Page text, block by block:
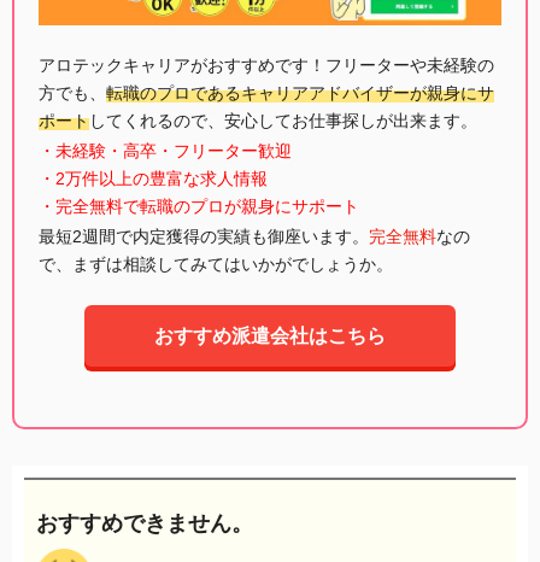
アロテックキャリアがおすすめです！フリーターや未経験の
方でも、 転職のプロであるキャリアアドバイザーが親身にサ
ポートしてくれるので、安心してお仕事探しが出来ます。
・未経験・高卒・フリーター歓迎
・2万件以上の豊富な求人情報
・完全無料で転職のプロが親身にサポート
最短2週間で内定獲得の実績も御座います。 完全無料なの
で、まずは相談してみてはいかがでしょうか。
おすすめ派遣会社はこちら
おすすめできません。